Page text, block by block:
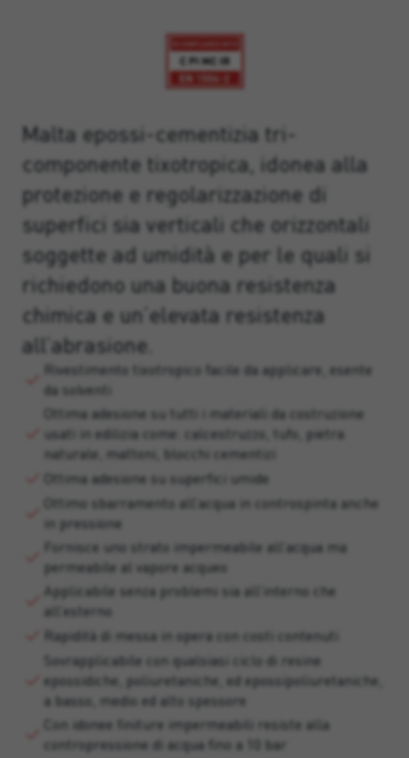
Malta epossi-cementizia tri-
componente tixotropica, idonea alla
protezione e regolarizzazione di
superfici sia verticali che orizzontali
soggette ad umidità e per le quali si
richiedono una buona resistenza
chimica e un’elevata resistenza
all’abrasione.
Rivestimento tixotropico facile da applicare, esente
da solventi
Ottima adesione su tutti i materiali da costruzione
usati in edilizia come: calcestruzzo, tufo, pietra
naturale, mattoni, blocchi cementizi
Ottima adesione su superfici umide
Ottimo sbarramento all’acqua in controspinta anche
in pressione
Fornisce uno strato impermeabile all’acqua ma
permeabile al vapore acqueo
Applicabile senza problemi sia all’interno che
all’esterno
Rapidità di messa in opera con costi contenuti
Sovrapplicabile con qualsiasi ciclo di resine
epossidiche, poliuretaniche, ed epossipoliuretaniche,
a basso, medio ed alto spessore
Con idonee finiture impermeabili resiste alla
contropressione di acqua fino a 10 bar